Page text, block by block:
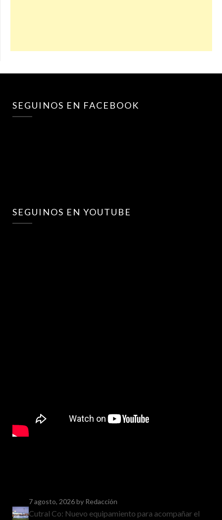
SEGUINOS EN FACEBOOK
SEGUINOS EN YOUTUBE
7 agosto, 2026by Redacción
Cutral Co: Nuevo equipamiento para acompañar el